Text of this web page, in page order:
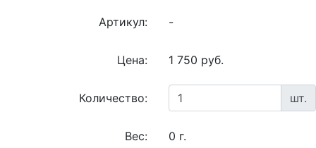
Артикул: -
Цена: 1 750 руб.
Количество: шт.
Вес: 0 г.